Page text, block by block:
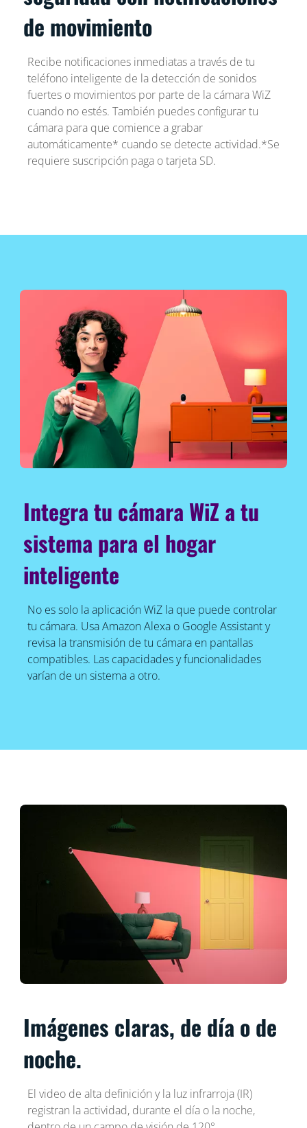
de movimiento
Recibe notificaciones inmediatas a través de tu
teléfono inteligente de la detección de sonidos
fuertes o movimientos por parte de la cámara WiZ
cuando no estés. También puedes configurar tu
cámara para que comience a grabar
automáticamente* cuando se detecte actividad.*Se
requiere suscripción paga o tarjeta SD.
Integra tu cámara WiZ a tu
sistema para el hogar
inteligente
No es solo la aplicación WiZ la que puede controlar
tu cámara. Usa Amazon Alexa o Google Assistant y
revisa la transmisión de tu cámara en pantallas
compatibles. Las capacidades y funcionalidades
varían de un sistema a otro.
Imágenes claras, de día o de
noche.
El video de alta definición y la luz infrarroja (IR)
registran la actividad, durante el día o la noche,